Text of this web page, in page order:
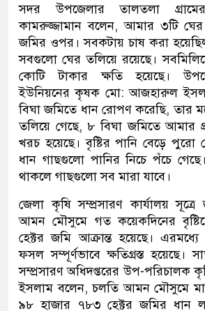
সদর উপজেলার তালতলা
কামরুজ্জামান বলেন, আমার ৩টি
জমির ওপর। সবকটায় চাষ করা হয়েছিল
সবগুলো ঘের তলিয়ে রয়েছে।
কোটি টাকার ক্ষতি হয়েছে।
ইউনিয়নের কৃষক মো: আজহারুল
বিঘা জমিতে ধান রোপণ করেছি, তার
তলিয়ে গেছে, ৮ বিঘা জমিতে আমার
খরচ হয়েছে। বৃষ্টির পানি বেড়ে পুরো
ধান গাছগুলো পানির নিচে পঁচে
থাকলে গাছগুলো সব মারা যাবে।
জেলা কৃষি সম্প্রসারণ কার্যালয়
আমন মৌসুমে গত কয়েকদিনের
হেক্টর জমি আক্রান্ত হয়েছে।
ফসল সম্পূর্ণভাবে ক্ষতিগ্রস্ত হয়েছে।
সম্প্রসারণ অধিদপ্তরের উপ-পরিচালক
ইসলাম বলেন, চলতি আমন মৌসুমে
৯৮ হাজার ৭৮৩ হেক্টর জমির ধান